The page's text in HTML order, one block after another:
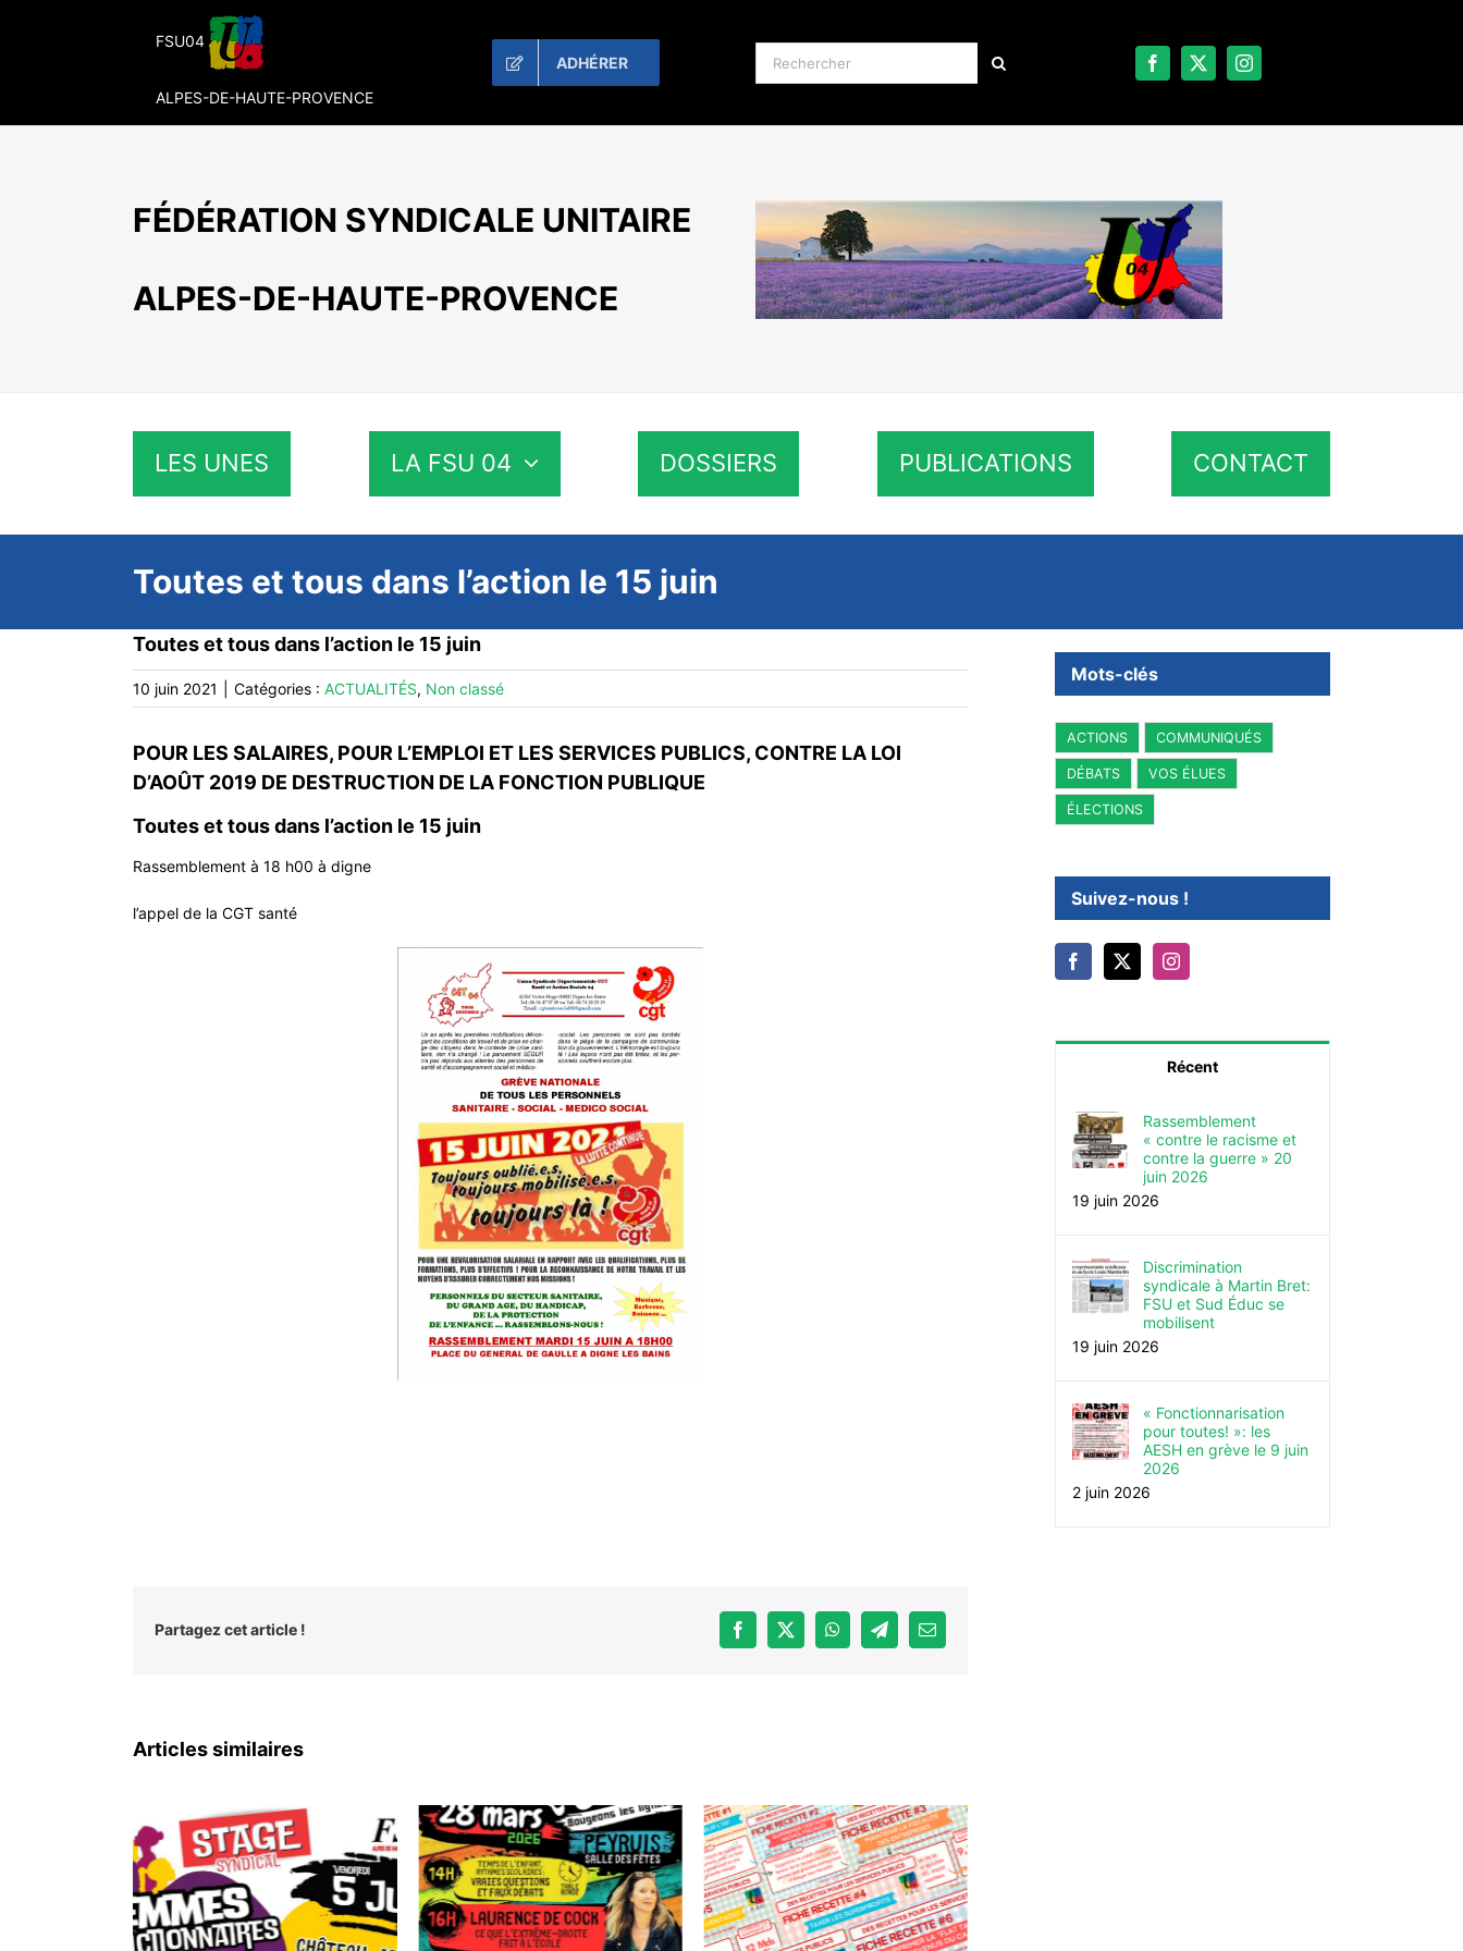
FSU04
ALPES-DE-HAUTE-PROVENCE
ADHÉRER Rechercher:
FÉDÉRATION SYNDICALE UNITAIRE
ALPES-DE-HAUTE-PROVENCE
LES UNES LA FSU 04 DOSSIERS PUBLICATIONS CONTACT
Toutes et tous dans l’action le 15 juin
Toutes et tous dans l’action le 15 juin
10 juin 2021 Catégories : ACTUALITÉS, Non classé
POUR LES SALAIRES, POUR L’EMPLOI ET LES SERVICES PUBLICS, CONTRE LA LOI
D’AOÛT 2019 DE DESTRUCTION DE LA FONCTION PUBLIQUE
Toutes et tous dans l’action le 15 juin
Rassemblement à 18 h00 à digne
l’appel de la CGT santé
Partagez cet article ! Facebook
X WhatsAppTelegramEmail
Articles similaires
Mots-clés
ACTIONS COMMUNIQUÉS
DÉBATS VOS ÉLUES
ÉLECTIONS
Suivez-nous !
Récent
Rassemblement
« contre le racisme et
contre la guerre » 20
juin 2026
19 juin 2026
Discrimination
syndicale à Martin Bret:
FSU et Sud Éduc se
mobilisent
19 juin 2026
« Fonctionnarisation
pour toutes! »: les
AESH en grève le 9 juin
2026
2 juin 2026